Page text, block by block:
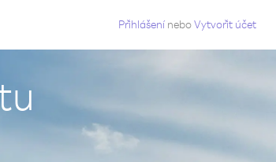
Přihlášení neboVytvořit účet